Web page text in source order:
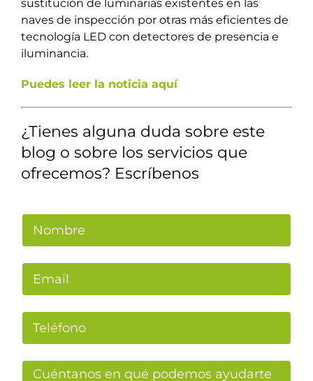
sustitución de luminarias existentes en las
naves de inspección por otras más eficientes de
tecnología LED con detectores de presencia e
iluminancia.
Puedes leer la noticia aquí
¿Tienes alguna duda sobre este
blog o sobre los servicios que
ofrecemos? Escríbenos